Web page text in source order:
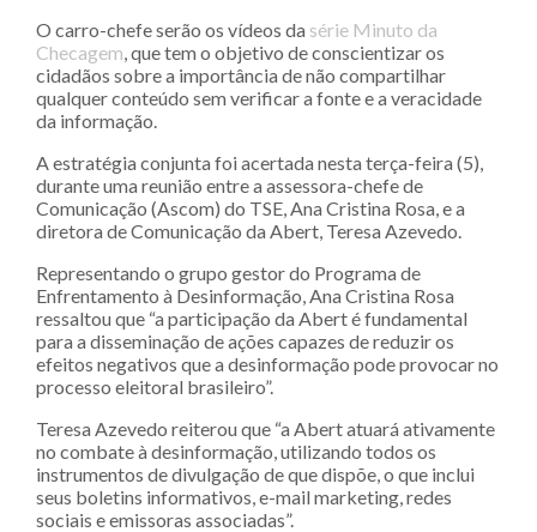
O carro-chefe serão os vídeos da série Minuto da
Checagem, que tem o objetivo de conscientizar os
cidadãos sobre a importância de não compartilhar
qualquer conteúdo sem verificar a fonte e a veracidade
da informação.
A estratégia conjunta foi acertada nesta terça-feira (5),
durante uma reunião entre a assessora-chefe de
Comunicação (Ascom) do TSE, Ana Cristina Rosa, e a
diretora de Comunicação da Abert, Teresa Azevedo.
Representando o grupo gestor do Programa de
Enfrentamento à Desinformação, Ana Cristina Rosa
ressaltou que “a participação da Abert é fundamental
para a disseminação de ações capazes de reduzir os
efeitos negativos que a desinformação pode provocar no
processo eleitoral brasileiro”.
Teresa Azevedo reiterou que “a Abert atuará ativamente
no combate à desinformação, utilizando todos os
instrumentos de divulgação de que dispõe, o que inclui
seus boletins informativos, e-mail marketing, redes
sociais e emissoras associadas”.